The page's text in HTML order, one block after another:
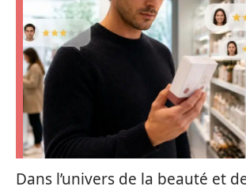
Dans l’univers de la beauté et